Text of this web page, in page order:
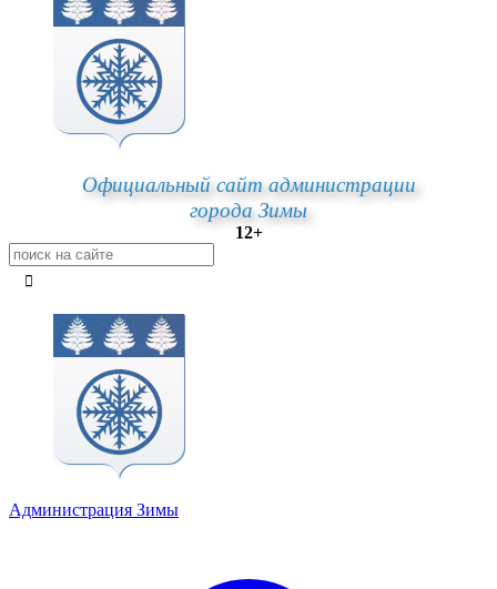
Официальный сайт администрации
города Зимы
12+
Администрация Зимы